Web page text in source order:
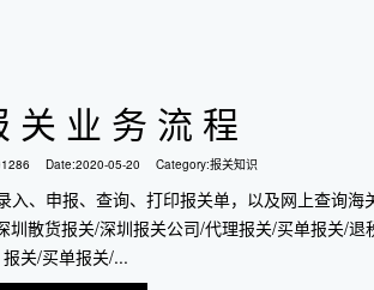
关业务流程
Date:2020-05-20 Category:报关知识
、申报、查询、打印报关单，以及网上查询海
散货报关/深圳报关公司/代理报关/买单报关/退
报关/买单报关/...